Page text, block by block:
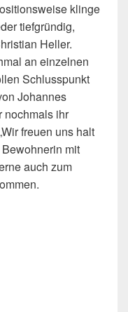
klinge
tiefgründig,
Heller.
an einzelnen
Schlusspunkt
Johannes
nochmals ihr
freuen uns halt
mit
auch zum